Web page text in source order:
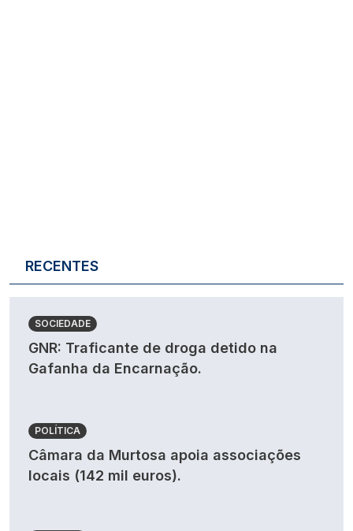
RECENTES
SOCIEDADE
GNR: Traficante de droga detido na
Gafanha da Encarnação.
POLÍTICA
Câmara da Murtosa apoia associações
locais (142 mil euros).